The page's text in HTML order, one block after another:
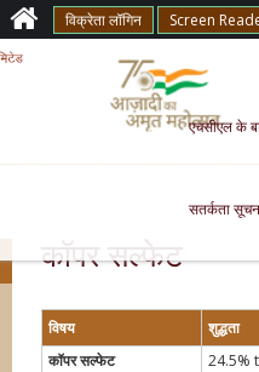
विक्रेता लॉगिन Screen
एचसीएल के
सतर्कता
कॉपर सल्फेट
विषय
शुद्धता
कॉपर सल्फेट
24.5%